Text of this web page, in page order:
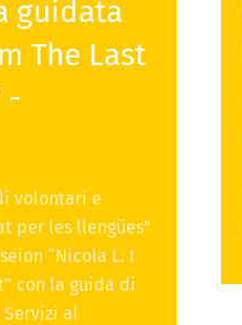
guidata
The Last
-
volontari e
per les llengües”
“Nicola L. I
con la guida di
Servizi al